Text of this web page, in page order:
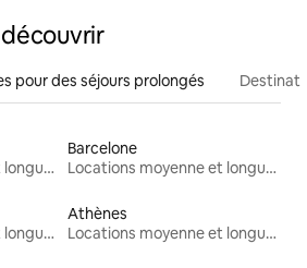
pour des séjours prolongés
Locations moyenne et longue durée
Barcelone
Locations moyenne et longue durée
Locations moyenne et longue durée
Athènes
Locations moyenne et longue durée